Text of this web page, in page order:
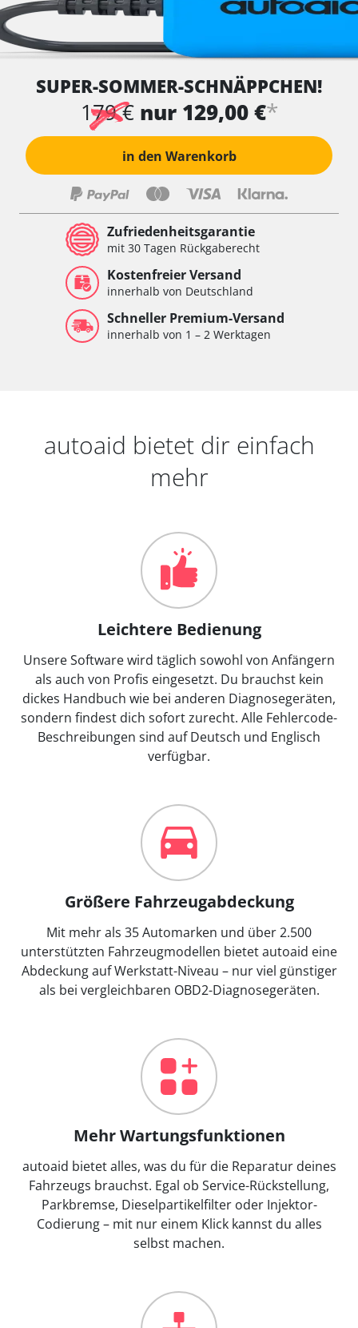
SUPER-SOMMER-SCHNÄPPCHEN!
179 € nur 129,00 €*
in den Warenkorb
Zufriedenheitsgarantie
mit 30 Tagen Rückgaberecht
Kostenfreier Versand
innerhalb von Deutschland
Schneller Premium-Versand
innerhalb von 1 – 2 Werktagen
autoaid bietet dir einfach
mehr
Leichtere Bedienung
Unsere Software wird täglich sowohl von Anfängern
als auch von Profis eingesetzt. Du brauchst kein
dickes Handbuch wie bei anderen Diagnosegeräten,
sondern findest dich sofort zurecht. Alle Fehlercode-
Beschreibungen sind auf Deutsch und Englisch
verfügbar.
Größere Fahrzeugabdeckung
Mit mehr als 35 Automarken und über 2.500
unterstützten Fahrzeugmodellen bietet autoaid eine
Abdeckung auf Werkstatt-Niveau – nur viel günstiger
als bei vergleichbaren OBD2-Diagnosegeräten.
Mehr Wartungsfunktionen
autoaid bietet alles, was du für die Reparatur deines
Fahrzeugs brauchst. Egal ob Service-Rückstellung,
Parkbremse, Dieselpartikelfilter oder Injektor-
Codierung – mit nur einem Klick kannst du alles
selbst machen.